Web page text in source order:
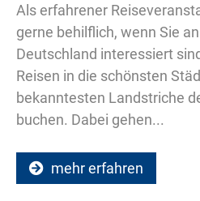
Als erfahrener
gerne behilflich, wenn Sie
Deutschland interessiert
Reisen in die schönsten
bekanntesten Landstriche
buchen. Dabei gehen...
mehr erfahren